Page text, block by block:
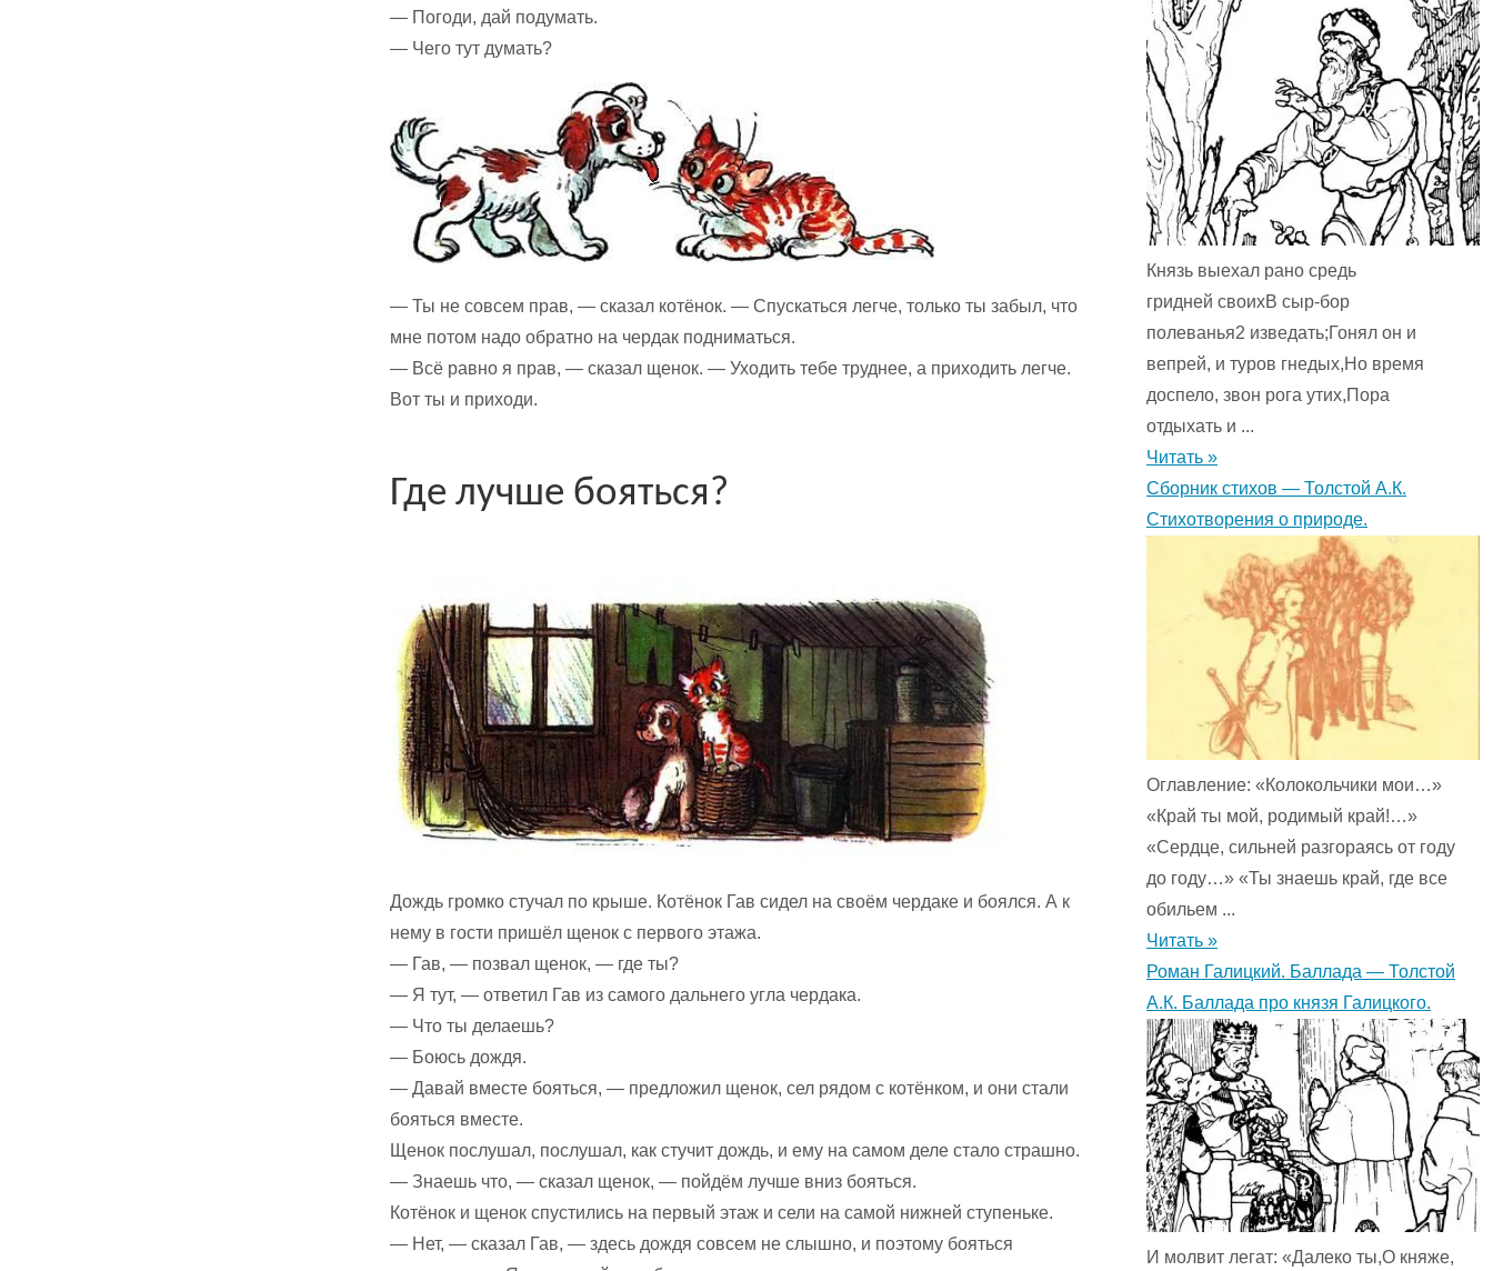
— Погоди, дай подумать.
— Чего тут думать?
— Ты не совсем прав, — сказал котёнок. — Спускаться легче, только ты забыл, что
мне потом надо обратно на чердак подниматься.
— Всё равно я прав, — сказал щенок. — Уходить тебе труднее, а приходить легче.
Вот ты и приходи.
Где лучше бояться?
Дождь громко стучал по крыше. Котёнок Гав сидел на своём чердаке и боялся. А к
нему в гости пришёл щенок с первого этажа.
— Гав, — позвал щенок, — где ты?
— Я тут, — ответил Гав из самого дальнего угла чердака.
— Что ты делаешь?
— Боюсь дождя.
— Давай вместе бояться, — предложил щенок, сел рядом с котёнком, и они стали
бояться вместе.
Щенок послушал, послушал, как стучит дождь, и ему на самом деле стало страшно.
— Знаешь что, — сказал щенок, — пойдём лучше вниз бояться.
Котёнок и щенок спустились на первый этаж и сели на самой нижней ступеньке.
— Нет, — сказал Гав, — здесь дождя совсем не слышно, и поэтому бояться
Князь выехал рано средь
гридней своихВ сыр-бор
полеванья2 изведать;Гонял он и
вепрей, и туров гнедых,Но время
доспело, звон рога утих,Пора
отдыхать и ...
Читать »
Сборник стихов — Толстой А.К.
Стихотворения о природе.
Оглавление: «Колокольчики мои…»
«Край ты мой, родимый край!…»
«Сердце, сильней разгораясь от году
до году…» «Ты знаешь край, где все
обильем ...
Читать »
Роман Галицкий. Баллада — Толстой
А.К. Баллада про князя Галицкого.
И молвит легат: «Далеко ты,О княже,